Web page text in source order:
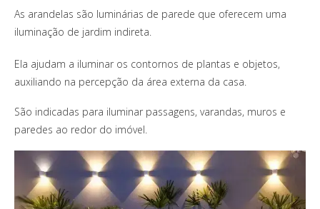
As arandelas são luminárias de parede que oferecem uma
iluminação de jardim indireta.
Ela ajudam a iluminar os contornos de plantas e objetos,
auxiliando na percepção da área externa da casa.
São indicadas para iluminar passagens, varandas, muros e
paredes ao redor do imóvel.